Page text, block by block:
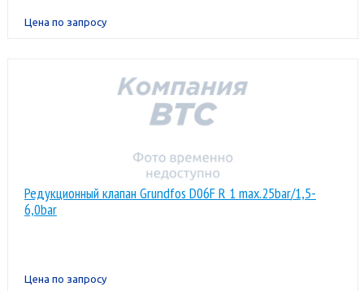
Цена по запросу
Редукционный клапан Grundfos D06F R 1 max.25bar/1,5-
6,0bar
Цена по запросу